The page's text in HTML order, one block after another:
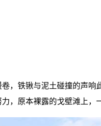
，铁锹与泥土碰撞的声
，原本裸露的戈壁滩上，